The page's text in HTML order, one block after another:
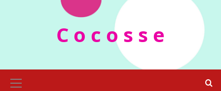
C o c o s s e
Menu